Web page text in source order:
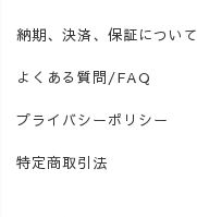
納期、決済、保証について
よくある質問/FAQ
プライバシーポリシー
特定商取引法